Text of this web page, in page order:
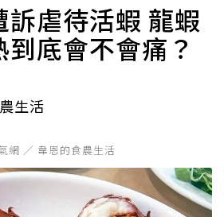
虐待活蝦 龍蝦
底會不會痛？
生活
網 ／ 韋恩的食農生活